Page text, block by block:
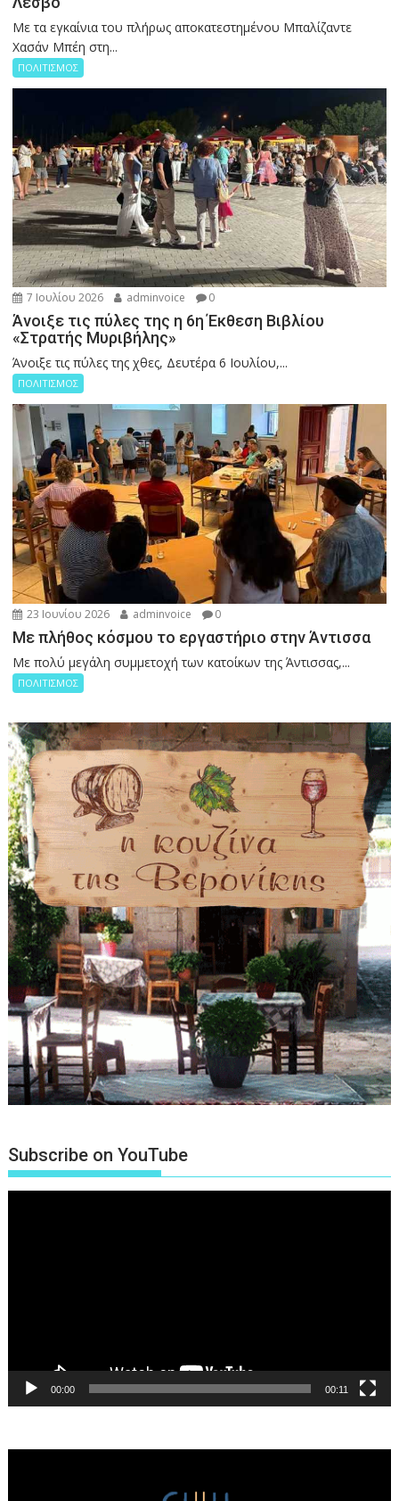
Με τα εγκαίνια του πλήρως αποκατεστημένου Μπαλίζαντε
Χασάν Μπέη στη...
ΠΟΛΙΤΙΣΜΟΣ
7 Ιουλίου 2026 adminvoice 0
Άνοιξε τις πύλες της η 6η Έκθεση Βιβλίου
«Στρατής Μυριβήλης»
Άνοιξε τις πύλες της χθες, Δευτέρα 6 Ιουλίου,...
ΠΟΛΙΤΙΣΜΟΣ
23 Ιουνίου 2026 adminvoice 0
Με πλήθος κόσμου το εργαστήριο στην Άντισσα
Με πολύ μεγάλη συμμετοχή των κατοίκων της Άντισσας,...
ΠΟΛΙΤΙΣΜΟΣ
Subscribe on YouTube
00:00 00:11